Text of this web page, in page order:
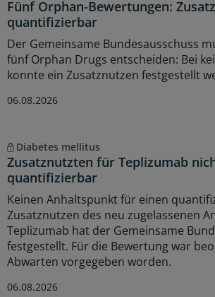
Fünf Orphan-Bewertungen:
quantifizierbar
Der Gemeinsame Bundesausschuss
fünf Orphan Drugs entscheiden: Bei
konnte ein Zusatznutzen festgestellt
06.08.2026
Diabetes mellitus
Zusatznutzten für Teplizumab
quantifizierbar
Keinen Anhaltspunkt für einen
Zusatznutzen des neu zugelassenen
Teplizumab hat der Gemeinsame
festgestellt. Für die Bewertung war
Abwarten vorgegeben worden.
06.08.2026